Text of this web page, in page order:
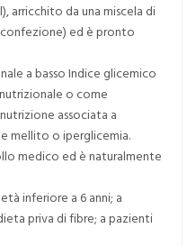
arricchito da una miscela di
ed è pronto
a basso Indice glicemico
o come
associata a
mellito o iperglicemia.
medico ed è naturalmente
inferiore a 6 anni; a
priva di fibre; a pazienti